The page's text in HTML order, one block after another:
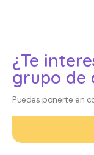
¿Te
grupo de
Puedes ponerte en